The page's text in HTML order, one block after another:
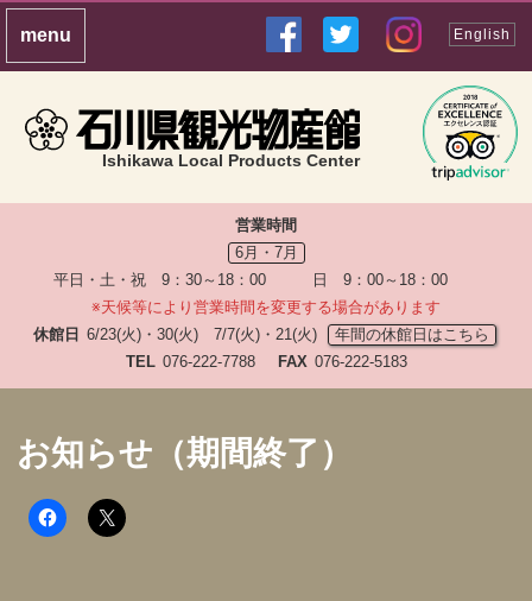
Ishikawa Local Products Center
English
営業時間
6月・7月
平日・土・祝 9：30～18：00 日 9：00～18：00
※天候等により営業時間を変更する場合があります
休館日 6/23(火)・30(火) 7/7(火)・21(火)
年間の休館日はこちら
TEL 076-222-7788 FAX 076-222-5183
お知らせ（期間終了）